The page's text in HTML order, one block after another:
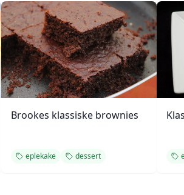
Brookes klassiske brownies
eplekake dessert